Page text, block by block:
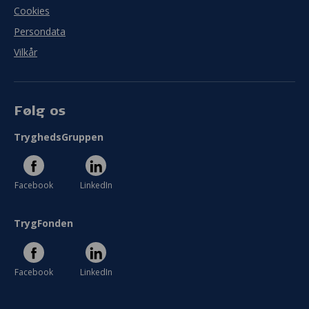
Cookies
Persondata
Vilkår
Følg os
TryghedsGruppen
Facebook LinkedIn
TrygFonden
Facebook LinkedIn